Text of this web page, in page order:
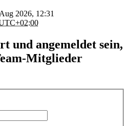
2026, 12:31
und angemeldet sein,
Mitglieder